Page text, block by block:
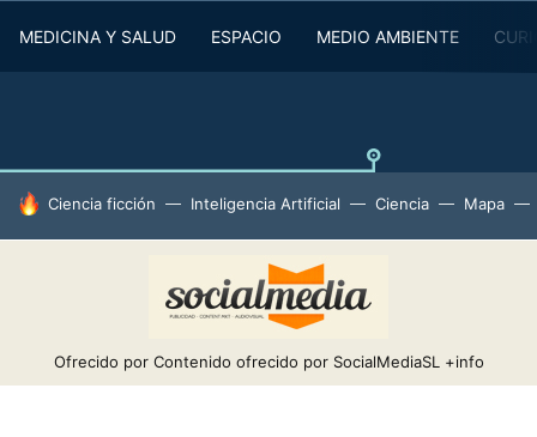
MEDICINA Y SALUD ESPACIO MEDIO AMBIENTE
HOY SE HABLA DE
Ciencia ficción Inteligencia Artificial Ciencia Mapa
Ofrecido por Contenido ofrecido por SocialMediaSL +info